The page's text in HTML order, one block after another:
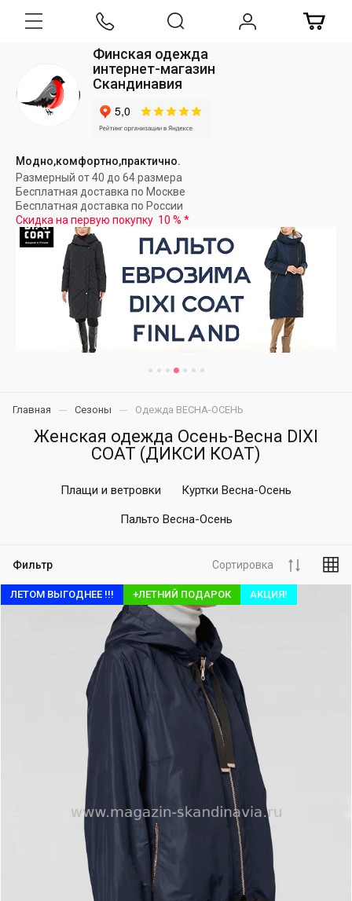
Финская одежда
интернет-магазин
Скандинавия
Модно,комфортно,практично.
Размерный от 40 до 64 размера
Бесплатная доставка по Москве
Бесплатная доставка по России
Скидка на первую покупку 10 % *
Главная Сезоны Одежда ВЕСНА-ОСЕНЬ
Женская одежда Осень-Весна DIXI
COAT (ДИКСИ КОАТ)
Плащи и ветровки Куртки Весна-Осень
Пальто Весна-Осень
Фильтр Сортировка
ЛЕТОМ ВЫГОДНЕЕ !!! +ЛЕТНИЙ ПОДАРОК АКЦИЯ!